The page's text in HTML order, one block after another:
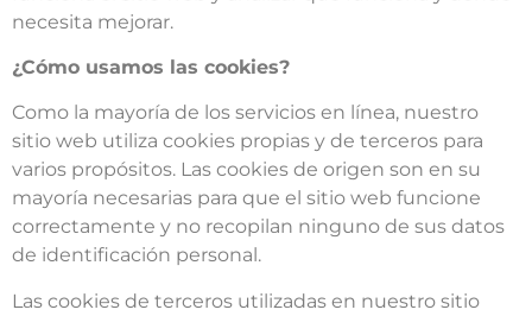
necesita mejorar.
¿Cómo usamos las cookies?
Como la mayoría de los servicios en línea, nuestro
sitio web utiliza cookies propias y de terceros para
varios propósitos. Las cookies de origen son en su
mayoría necesarias para que el sitio web funcione
correctamente y no recopilan ninguno de sus datos
de identificación personal.
Las cookies de terceros utilizadas en nuestro sitio